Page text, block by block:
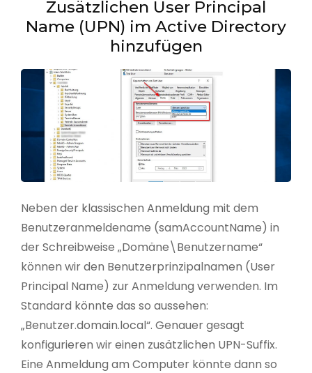
Zusätzlichen User Principal
Name (UPN) im Active Directory
hinzufügen
Neben der klassischen Anmeldung mit dem
Benutzeranmeldename (samAccountName) in
der Schreibweise „Domäne\Benutzername“
können wir den Benutzerprinzipalnamen (User
Principal Name) zur Anmeldung verwenden. Im
Standard könnte das so aussehen:
„Benutzer.domain.local“. Genauer gesagt
konfigurieren wir einen zusätzlichen UPN-Suffix.
Eine Anmeldung am Computer könnte dann so